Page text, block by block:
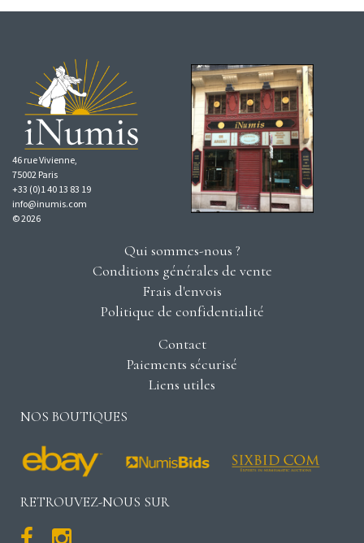
46 rue Vivienne,
75002 Paris
+33 (0)1 40 13 83 19
info@inumis.com
© 2026
Qui sommes-nous ?
Conditions générales de vente
Frais d'envois
Politique de confidentialité
Contact
Paiements sécurisé
Liens utiles
NOS BOUTIQUES
RETROUVEZ-NOUS SUR